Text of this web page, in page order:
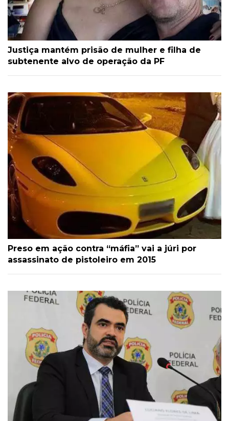
Justiça mantém prisão de mulher e filha de
subtenente alvo de operação da PF
Preso em ação contra “máfia” vai a júri por
assassinato de pistoleiro em 2015